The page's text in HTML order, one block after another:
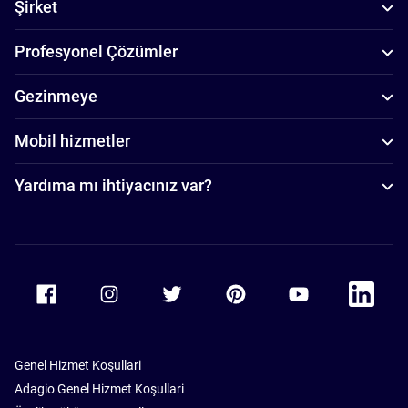
Şirket
Profesyonel Çözümler
Gezinmeye
Mobil hizmetler
Yardıma mı ihtiyacınız var?
Accor Facebook Accor TwitterAccor PinterestAccor Youtube
Accor
Genel Hizmet Koşullari
Adagio Genel Hizmet Koşullari